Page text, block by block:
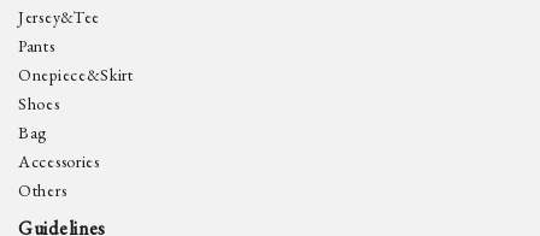
Jersey&Tee
Pants
Onepiece&Skirt
Shoes
Bag
Accessories
Others
Guidelines